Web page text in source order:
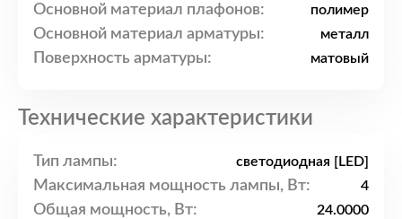
Основной материал плафонов: полимер
Основной материал арматуры: металл
Поверхность арматуры: матовый
Технические характеристики
Тип лампы: светодиодная [LED]
Максимальная мощность лампы, Вт: 4
Общая мощность, Вт: 24.0000